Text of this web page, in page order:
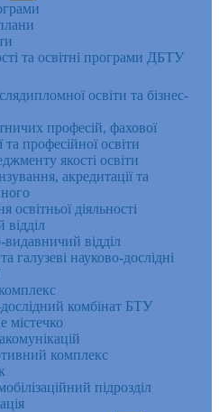
та освітні програми ДБТУ
освіти та бізнес-
професій, фахової
професійної освіти
якості освіти
акредитації та
освітньої діяльності
відділ
видавничий відділ
галузеві науково-дослідні
комбінат БТУ
містечко
комплекс
підрозділ